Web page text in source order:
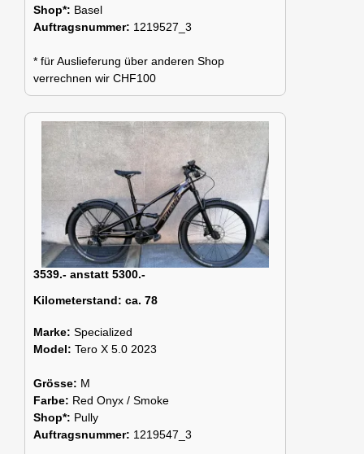
Shop*: Basel
Auftragsnummer: 1219527_3
* für Auslieferung über anderen Shop
verrechnen wir CHF100
3539.- anstatt 5300.-
Kilometerstand: ca. 78
Marke: Specialized
Model: Tero X 5.0 2023
Grösse: M
Farbe: Red Onyx / Smoke
Shop*: Pully
Auftragsnummer: 1219547_3